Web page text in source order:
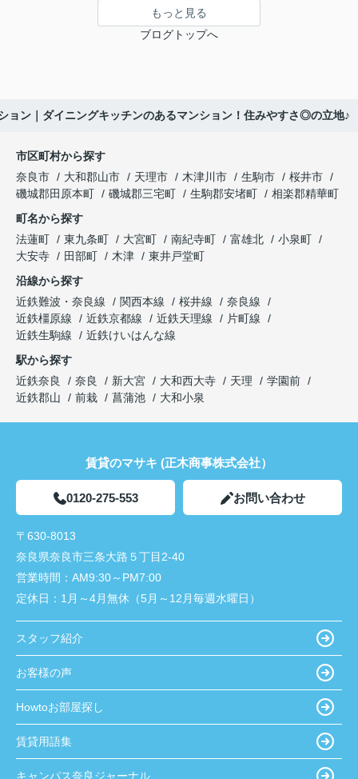
もっと見る
ブログトップへ
ョン｜ダイニングキッチンのあるマンション！住みやすさ◎の立地♪
市区町村から探す
奈良市
大和郡山市 天理市 木津川市 生駒市
桜井市
磯城郡田原本町
磯城郡三宅町 生駒郡安堵町
相楽郡精華町
町名から探す
法蓮町
東九条町 大宮町 南紀寺町 富雄北
小泉町
大安寺
田部町 木津
東井戸堂町
沿線から探す
近鉄難波・奈良線
関西本線 桜井線
奈良線
近鉄橿原線
近鉄京都線 近鉄天理線
片町線
近鉄生駒線
近鉄けいはんな線
駅から探す
近鉄奈良
奈良 新大宮 大和西大寺 天理
学園前
近鉄郡山
前栽 菖蒲池 大和小泉
賃貸のマサキ (正木商事株式会社）
0120-275-553 お問い合わせ
〒630-8013
奈良県奈良市三条大路５丁目2-40
営業時間： AM9:30～PM7:00
定休日： 1月～4月無休（5月～12月毎週水曜日）
スタッフ紹介
お客様の声
Howtoお部屋探し
賃貸用語集
キャンパス奈良ジャーナル